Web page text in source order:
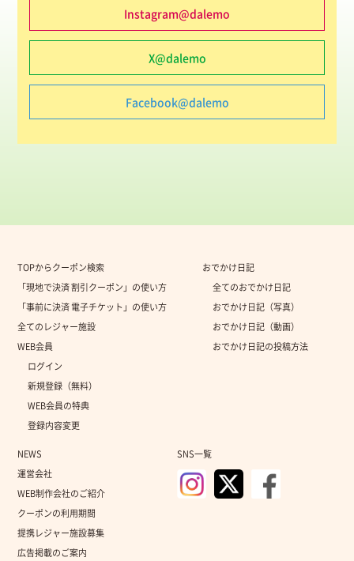
Instagram@dalemo
X@dalemo
Facebook@dalemo
TOPからクーポン検索
「現地で決済 割引クーポン」の使い方
「事前に決済 電子チケット」の使い方
全てのレジャー施設
WEB会員
ログイン
新規登録（無料）
WEB会員の特典
登録内容変更
おでかけ日記
全てのおでかけ日記
おでかけ日記（写真）
おでかけ日記（動画）
おでかけ日記の投稿方法
NEWS
運営会社
WEB制作会社のご紹介
クーポンの利用期間
提携レジャー施設募集
広告掲載のご案内
SNS一覧